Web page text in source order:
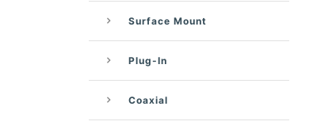
Surface Mount
Plug-In
Coaxial